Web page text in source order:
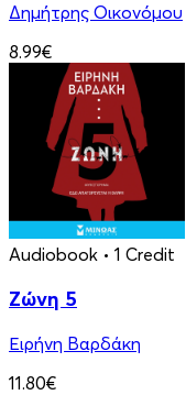
Δημήτρης Οικονόμου
8.99€
Audiobook • 1 Credit
Ζώνη 5
Ειρήνη Βαρδάκη
11.80€